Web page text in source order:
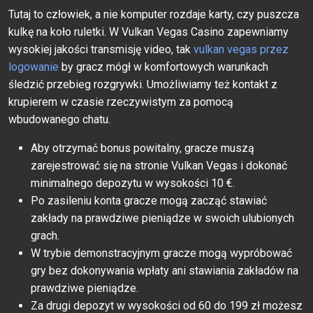
Tutaj to człowiek, a nie komputer rozdaje karty, czy puszcza
kulkę na koło ruletki. W Vulkan Vegas Casino zapewniamy
wysokiej jakości transmisję video, tak vulkan vegas przez
logowanie by gracz mógł w komfortowych warunkach
śledzić przebieg rozgrywki. Umożliwiamy też kontakt z
krupierem w czasie rzeczywistym za pomocą
wbudowanego chatu.
Aby otrzymać bonus powitalny, gracze muszą
zarejestrować się na stronie Vulkan Vegas i dokonać
minimalnego depozytu w wysokości 10 €.
Po zasileniu konta gracze mogą zacząć stawiać
zakłady na prawdziwe pieniądze w swoich ulubionych
grach.
W trybie demonstracyjnym gracze mogą wypróbować
gry bez dokonywania wpłaty ani stawiania zakładów na
prawdziwe pieniądze.
Za drugi depozyt w wysokości od 60 do 199 zł możesz